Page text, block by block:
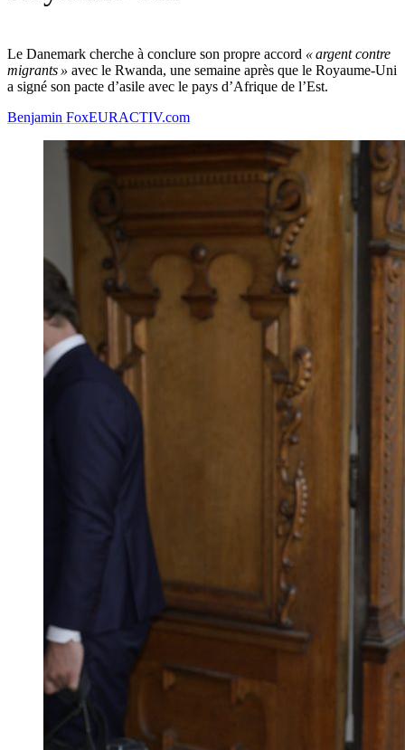
Le Danemark cherche à conclure son propre accord « argent contre
migrants » avec le Rwanda, une semaine après que le Royaume-Uni
a signé son pacte d’asile avec le pays d’Afrique de l’Est.
Benjamin FoxEURACTIV.com